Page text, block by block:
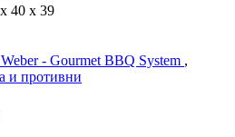
40 x 39
- Gourmet BBQ System ,
и противни